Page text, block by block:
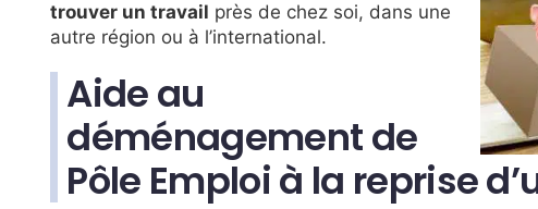
trouver un travail près de chez soi, dans une
autre région ou à l’international.
Aide au
déménagement de
Pôle Emploi à la reprise